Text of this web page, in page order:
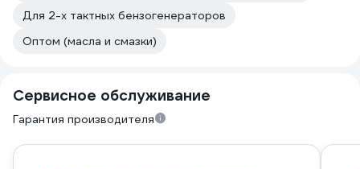
Для 2-х тактных бензогенераторов
Оптом (масла и смазки)
Сервисное обслуживание
Гарантия производителя